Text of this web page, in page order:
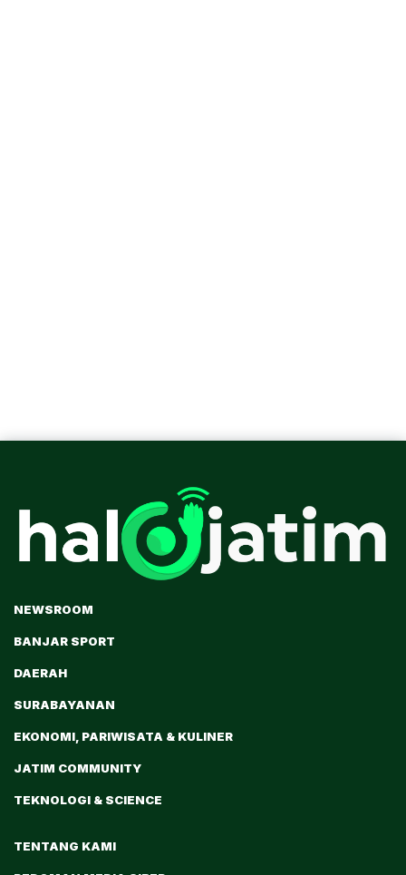
NEWSROOM
BANJAR SPORT
DAERAH
SURABAYANAN
EKONOMI, PARIWISATA & KULINER
JATIM COMMUNITY
TEKNOLOGI & SCIENCE
TENTANG KAMI